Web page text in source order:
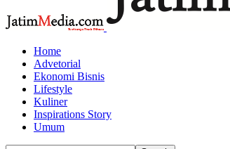
Home
Advetorial
Ekonomi Bisnis
Lifestyle
Kuliner
Inspirations Story
Umum